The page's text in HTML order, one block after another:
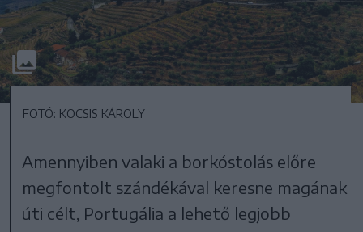
FOTÓ: KOCSIS KÁROLY
Amennyiben valaki a borkóstolás előre
megfontolt szándékával keresne magának
úti célt, Portugália a lehető legjobb